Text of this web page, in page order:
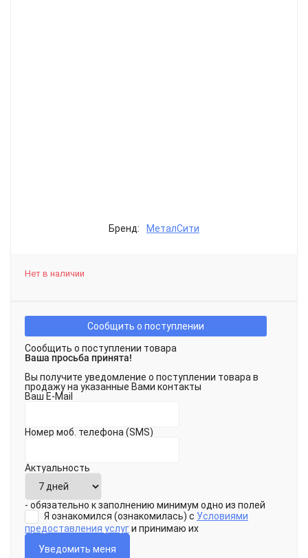
Бренд: МеталСити
Нет в наличии
Сообщить о поступлении
Сообщить о поступлении товара
Ваша просьба принята!
Вы получите уведомление о поступлении товара в
продажу на указанные Вами контакты
Ваш E-Mail
Номер моб. телефона (SMS)
Актуальность
- обязательно к заполнению минимум одно из полей
Я ознакомился (ознакомилась) с Условиями
предоставления услуги принимаю их